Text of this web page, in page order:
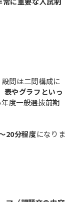
問は二問構成に
表やグラフといっ
度一般選抜前期
20分程度になりま